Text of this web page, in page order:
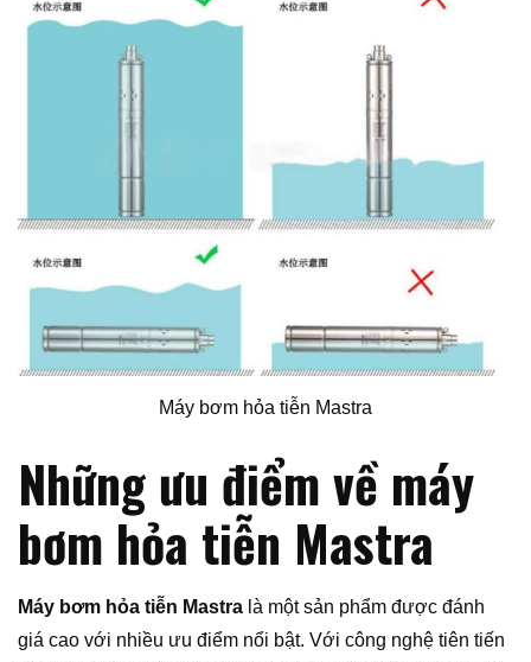
Máy bơm hỏa tiễn Mastra
Những ưu điểm về máy
bơm hỏa tiễn Mastra
Máy bơm hỏa tiễn Mastra là một sản phẩm được đánh
giá cao với nhiều ưu điểm nổi bật. Với công nghệ tiên tiến